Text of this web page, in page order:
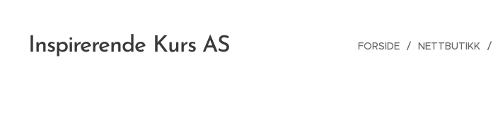
Inspirerende Kurs AS FORSIDE NETTBUTIKK